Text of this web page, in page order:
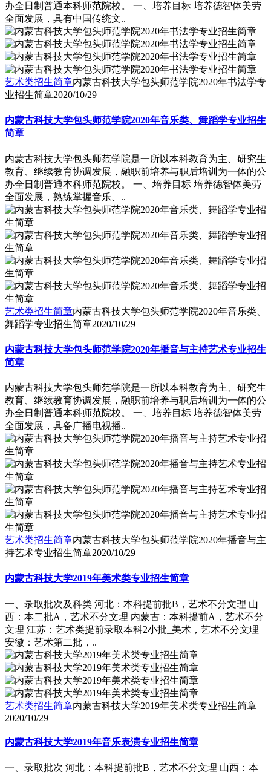
办全日制普通本科师范院校。 一、培养目标 培养德智体美劳
全面发展，具有中国传统文..
艺术类招生简章内蒙古科技大学包头师范学院2020年书法学专
业招生简章2020/10/29
内蒙古科技大学包头师范学院2020年音乐类、舞蹈学专业招生
简章
内蒙古科技大学包头师范学院是一所以本科教育为主、研究生
教育、继续教育协调发展，融职前培养与职后培训为一体的公
办全日制普通本科师范院校。 一、培养目标 培养德智体美劳
全面发展，熟练掌握音乐、..
艺术类招生简章内蒙古科技大学包头师范学院2020年音乐类、
舞蹈学专业招生简章2020/10/29
内蒙古科技大学包头师范学院2020年播音与主持艺术专业招生
简章
内蒙古科技大学包头师范学院是一所以本科教育为主、研究生
教育、继续教育协调发展，融职前培养与职后培训为一体的公
办全日制普通本科师范院校。 一、培养目标 培养德智体美劳
全面发展，具备广播电视播..
艺术类招生简章内蒙古科技大学包头师范学院2020年播音与主
持艺术专业招生简章2020/10/29
内蒙古科技大学2019年美术类专业招生简章
一、录取批次及科类 河北：本科提前批B，艺术不分文理 山
西：本二批A，艺术不分文理 内蒙古：本科提前A，艺术不分
文理 江苏：艺术类提前录取本科2小批_美术，艺术不分文理
安徽：艺术第二批，..
艺术类招生简章内蒙古科技大学2019年美术类专业招生简章
2020/10/29
内蒙古科技大学2019年音乐表演专业招生简章
一、录取批次 河北：本科提前批B，艺术不分文理 山西：本